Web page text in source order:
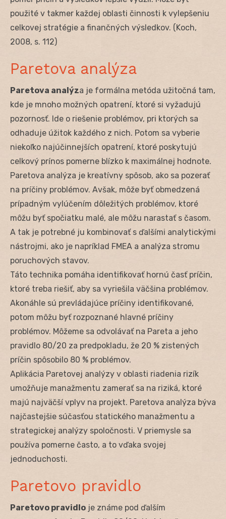
použité v takmer každej oblasti činnosti k vylepšeniu
celkovej stratégie a finančných výsledkov. (Koch,
2008, s. 112)
Paretova analýza
Paretova analýza je formálna metóda užitočná tam,
kde je mnoho možných opatrení, ktoré si vyžadujú
pozornosť. Ide o riešenie problémov, pri ktorých sa
odhaduje úžitok každého z nich. Potom sa vyberie
niekoľko najúčinnejších opatrení, ktoré poskytujú
celkový prínos pomerne blízko k maximálnej hodnote.
Paretova analýza je kreatívny spôsob, ako sa pozerať
na príčiny problémov. Avšak, môže byť obmedzená
prípadným vylúčením dôležitých problémov, ktoré
môžu byť spočiatku malé, ale môžu narastať s časom.
A tak je potrebné ju kombinovať s ďalšími analytickými
nástrojmi, ako je napríklad FMEA a analýza stromu
poruchových stavov.
Táto technika pomáha identifikovať hornú časť príčin,
ktoré treba riešiť, aby sa vyriešila väčšina problémov.
Akonáhle sú prevládajúce príčiny identifikované,
potom môžu byť rozpoznané hlavné príčiny
problémov. Môžeme sa odvolávať na Pareta a jeho
pravidlo 80/20 za predpokladu, že 20 % zistených
príčin spôsobilo 80 % problémov.
Aplikácia Paretovej analýzy v oblasti riadenia rizík
umožňuje manažmentu zamerať sa na riziká, ktoré
majú najväčší vplyv na projekt. Paretova analýza býva
najčastejšie súčasťou statického manažmentu a
strategickej analýzy spoločnosti. V priemysle sa
používa pomerne často, a to vďaka svojej
jednoduchosti.
Paretovo pravidlo
Paretovo pravidlo je známe pod ďalším